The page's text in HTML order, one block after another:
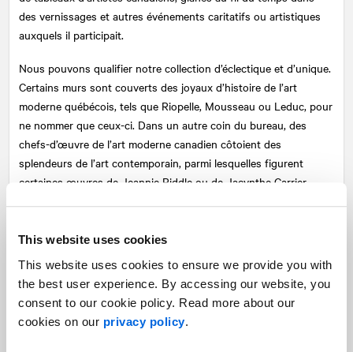
This website uses cookies
This website uses cookies to ensure we provide you with
the best user experience. By accessing our website, you
consent to our cookie policy. Read more about our
cookies on our privacy policy.
des vernissages et autres événements caritatifs ou artistiques
auxquels il participait.
Nous pouvons qualifier notre collection d’éclectique et d’unique.
Certains murs sont couverts des joyaux d’histoire de l’art
moderne québécois, tels que Riopelle, Mousseau ou Leduc, pour
ne nommer que ceux-ci. Dans un autre coin du bureau, des
chefs-d’œuvre de l’art moderne canadien côtoient des
splendeurs de l’art contemporain, parmi lesquelles figurent
certaines œuvres de Jeannie Riddle ou de Jacynthe Carrier
dont, entre autres, les Automatistes, les Plasticiens, l’art
autochtone et la sculpture, parmi les multiples sérigraphies et
épreuves d’artistes dont la plus vieille a été acquise en 1978, soit
deux ans après la fondation deNATIONAL
Au cours de la visite, nous avons également eu l’occasion de